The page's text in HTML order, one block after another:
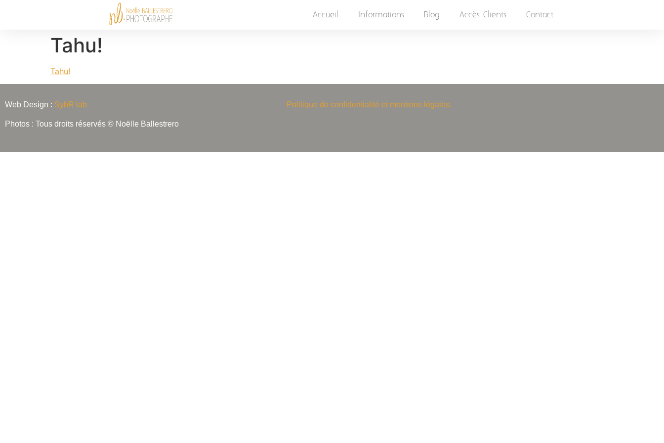
Accueil Informations Blog Accès Clients Contact
Tahu!
Tahu!
Web Design : SybR lab
Photos : Tous droits réservés © Noëlle Ballestrero
Politique de confidentialité et mentions légales.